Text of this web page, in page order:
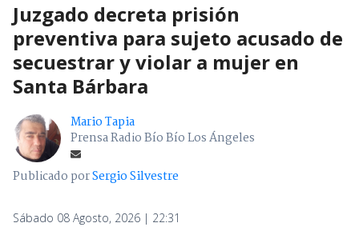
Juzgado decreta prisión
preventiva para sujeto acusado de
secuestrar y violar a mujer en
Santa Bárbara
Mario Tapia
Prensa Radio Bío Bío Los Ángeles
Publicado porSergio Silvestre
Sábado 08 Agosto, 2026 | 22:31